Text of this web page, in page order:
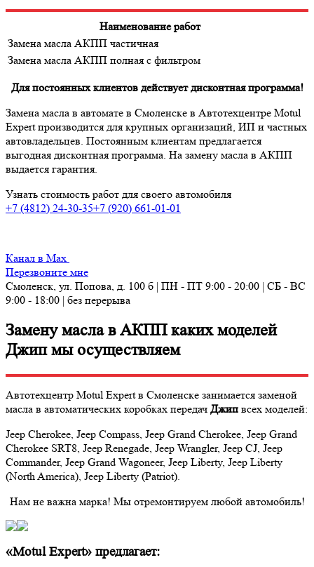
Наименование работ
Замена масла АКПП частичная
Замена масла АКПП полная с фильтром
Для постоянных клиентов действует дисконтная программа!
Замена масла в автомате в Смоленске в Автотехцентре Motul
Expert производится для крупных организаций, ИП и частных
автовладельцев. Постоянным клиентам предлагается
выгодная дисконтная программа. На замену масла в АКПП
выдается гарантия.
Узнать стоимость работ для своего автомобиля
+7 (4812) 24-30-35+7 (920) 661-01-01
Канал в Max
Перезвоните мне
Смоленск, ул. Попова, д. 100 б | ПН - ПТ 9:00 - 20:00 | СБ - ВС
9:00 - 18:00 | без перерыва
Замену масла в АКПП каких моделей
Джип мы осуществляем
Автотехцентр Motul Expert в Смоленске занимается заменой
масла в автоматических коробках передач Джип всех моделей:
Jeep Cherokee, Jeep Compass, Jeep Grand Cherokee, Jeep Grand
Cherokee SRT8, Jeep Renegade, Jeep Wrangler, Jeep CJ, Jeep
Commander, Jeep Grand Wagoneer, Jeep Liberty, Jeep Liberty
(North America), Jeep Liberty (Patriot).
Нам не важна марка! Мы отремонтируем любой автомобиль!
«Motul Expert» предлагает: